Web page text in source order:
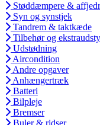
Støddæmpere &
Syn og synstjek
Tandrem & taktkæde
Tilbehør og
Udstødning
Aircondition
Andre opgaver
Anhængertræk
Batteri
Bilpleje
Bremser